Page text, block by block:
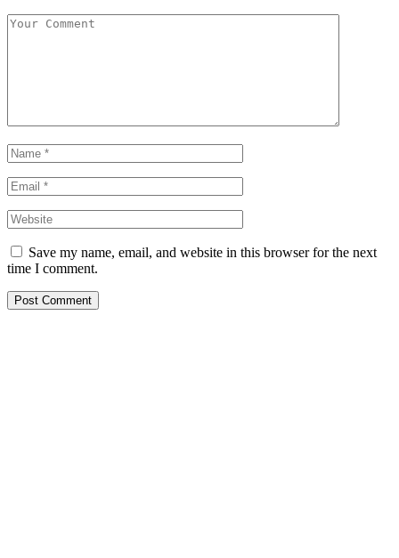
Save my name, email, and website in this browser for the next
time I comment.